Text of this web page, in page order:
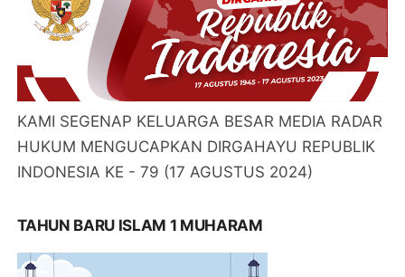
KAMI SEGENAP KELUARGA BESAR MEDIA RADAR
HUKUM MENGUCAPKAN DIRGAHAYU REPUBLIK
INDONESIA KE - 79 (17 AGUSTUS 2024)
TAHUN BARU ISLAM 1 MUHARAM